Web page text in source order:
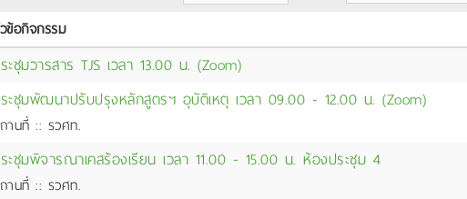
ข้อกิจกรรม
ะชุมวารสาร TJS เวลา 13.00 น. (Zoom)
ะชุมพัฒนาปรับปรุงหลักสูตรฯ อุบัติเหตุ เวลา 09.00 - 12.00 น. (Zoom)
านที่ :: รวศท.
ะชุมพิจารณาเคสร้องเรียน เวลา 11.00 - 15.00 น. ห้องประชุม 4
านที่ :: รวศท.